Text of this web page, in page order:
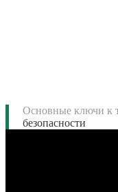
Основные ключи к
безопасности